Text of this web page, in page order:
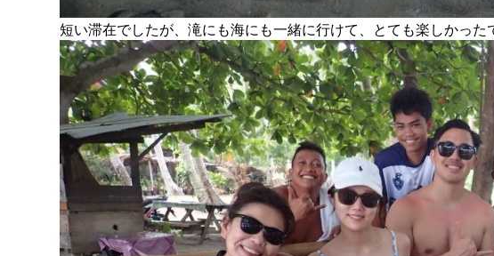
短い滞在でしたが、滝にも海にも一緒に行けて、とても楽しかった